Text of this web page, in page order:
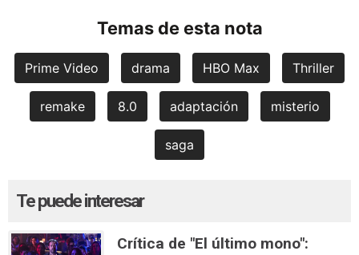
Temas de esta nota
Prime Video drama HBO Max Thriller
remake 8.0 adaptación misterio
saga
Te puede interesar
Crítica de "El último mono":